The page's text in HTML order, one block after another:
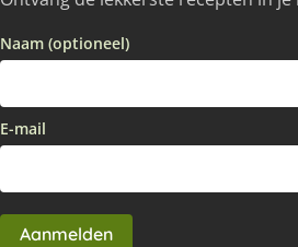
Naam (optioneel)
E-mail
Aanmelden